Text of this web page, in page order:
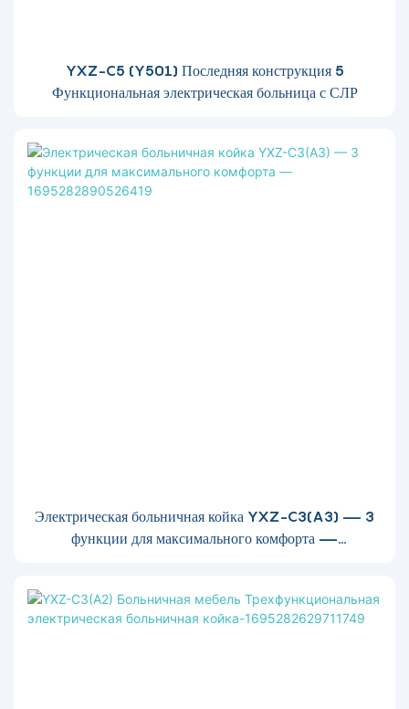
YXZ-C5 (Y501) Последняя конструкция 5
Функциональная электрическая больница с СЛР
Электрическая больничная койка YXZ-C3(A3) — 3
функции для максимального комфорта —